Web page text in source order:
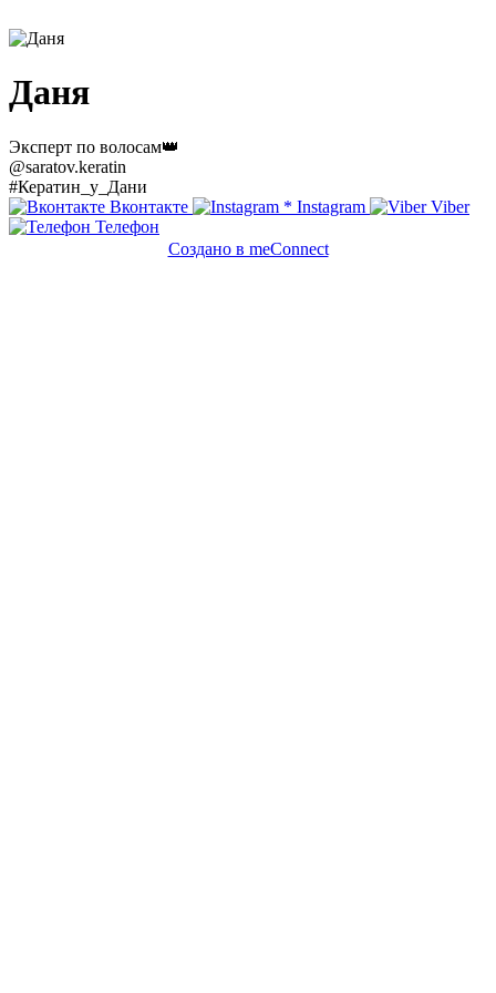
Даня
Эксперт по волосам👑
@saratov.keratin
#Кератин_у_Дани
Вконтакте
* Instagram
Viber
Телефон
Создано в meConnect